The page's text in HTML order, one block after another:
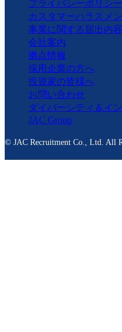
プライバシーポリシー
カスタマーハラスメ
事業に関する届出内
会社案内
拠点情報
採用企業の方へ
投資家の皆様へ
お問い合わせ
ダイバーシティ＆イ
JAC Group
© JAC Recruitment Co., Ltd. All